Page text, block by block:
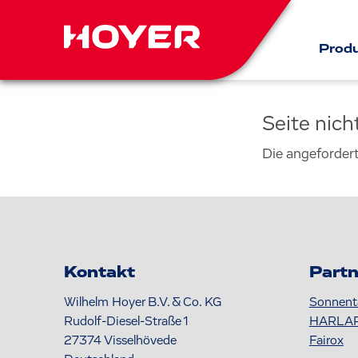
Seite
Die
Kontakt
Wilhelm Hoyer B.V. & Co. KG
Rudolf-Diesel-Straße 1
27374Visselhövede
Fairox